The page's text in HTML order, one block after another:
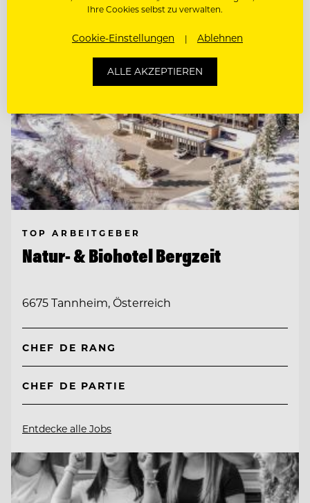
TOP ARBEITGEBER
Natur- & Biohotel Bergzeit
6675 Tannheim, Österreich
CHEF DE RANG
CHEF DE PARTIE
Entdecke alle Jobs
Ihre Cookies selbst zu verwalten.
Cookie-Einstellungen Ablehnen
ALLE AKZEPTIEREN